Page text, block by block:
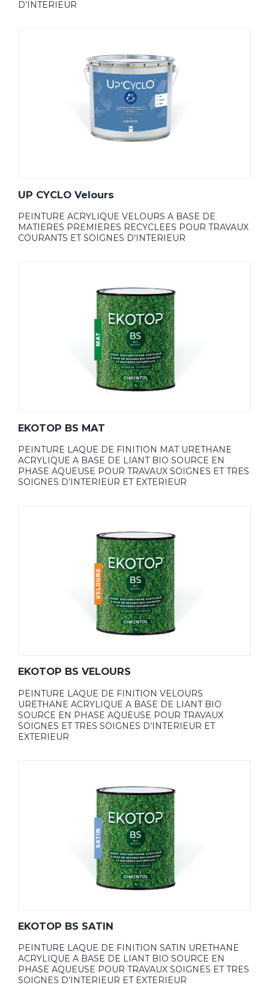
D’INTERIEUR
UP CYCLO Velours
PEINTURE ACRYLIQUE VELOURS A BASE DE
MATIERES PREMIERES RECYCLEES POUR TRAVAUX
COURANTS ET SOIGNES D’INTERIEUR
EKOTOP BS MAT
PEINTURE LAQUE DE FINITION MAT URETHANE
ACRYLIQUE A BASE DE LIANT BIO SOURCE EN
PHASE AQUEUSE POUR TRAVAUX SOIGNES ET TRES
SOIGNES D’INTERIEUR ET EXTERIEUR
EKOTOP BS VELOURS
PEINTURE LAQUE DE FINITION VELOURS
URETHANE ACRYLIQUE A BASE DE LIANT BIO
SOURCE EN PHASE AQUEUSE POUR TRAVAUX
SOIGNES ET TRES SOIGNES D’INTERIEUR ET
EXTERIEUR
EKOTOP BS SATIN
PEINTURE LAQUE DE FINITION SATIN URETHANE
ACRYLIQUE A BASE DE LIANT BIO SOURCE EN
PHASE AQUEUSE POUR TRAVAUX SOIGNES ET TRES
SOIGNES D’INTERIEUR ET EXTERIEUR